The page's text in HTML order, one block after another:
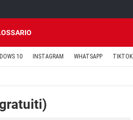
10 INSTAGRAM WHATSAPP TIKTOK